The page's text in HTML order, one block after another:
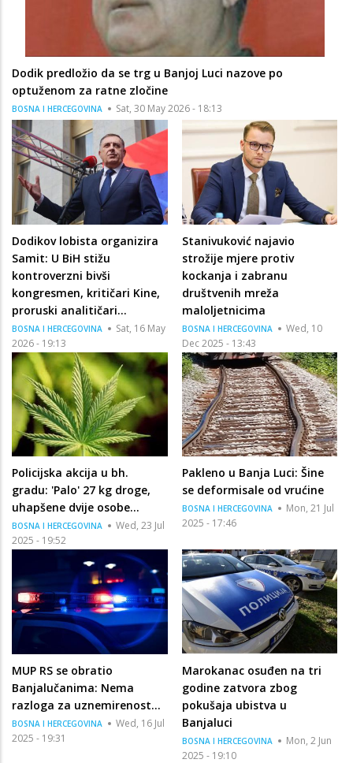
Dodik predložio da se trg u Banjoj Luci nazove po
optuženom za ratne zločine
BOSNA I HERCEGOVINA Sat, 30 May 2026 - 18:13
Dodikov lobista organizira
Samit: U BiH stižu
kontroverzni bivši
kongresmen, kritičari Kine,
proruski analitičari...
BOSNA I HERCEGOVINA
Sat, 16 May
2026 - 19:13
Stanivuković najavio
strožije mjere protiv
kockanja i zabranu
društvenih mreža
maloljetnicima
BOSNA I HERCEGOVINA
Wed, 10
Dec 2025 - 13:43
Policijska akcija u bh.
gradu: 'Palo' 27 kg droge,
uhapšene dvije osobe...
BOSNA I HERCEGOVINA
Wed, 23 Jul
2025 - 19:52
Pakleno u Banja Luci: Šine
se deformisale od vrućine
BOSNA I HERCEGOVINA
Mon, 21 Jul
2025 - 17:46
MUP RS se obratio
Banjalučanima: Nema
razloga za uznemirenost...
BOSNA I HERCEGOVINA
Wed, 16 Jul
2025 - 19:31
Marokanac osuđen na tri
godine zatvora zbog
pokušaja ubistva u
Banjaluci
BOSNA I HERCEGOVINA
Mon, 2 Jun
2025 - 19:10